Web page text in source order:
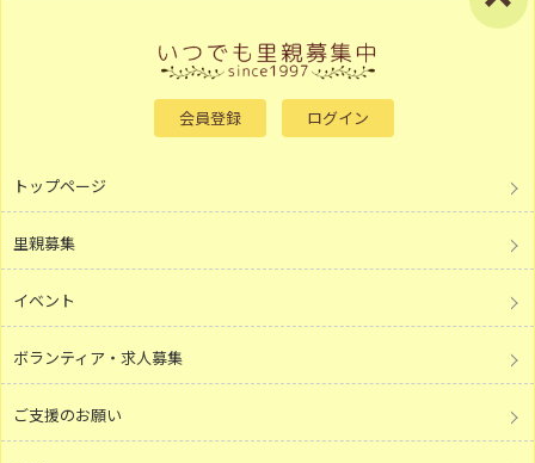
会員登録 ログイン
トップページ
里親募集
イベント
ボランティア・求人募集
ご支援のお願い